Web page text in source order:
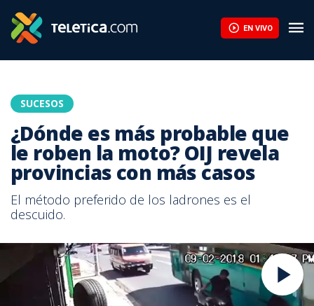
EN VIVO
SUCESOS
¿Dónde es más probable que
le roben la moto? OIJ revela
provincias con más casos
El método preferido de los ladrones es el
descuido.